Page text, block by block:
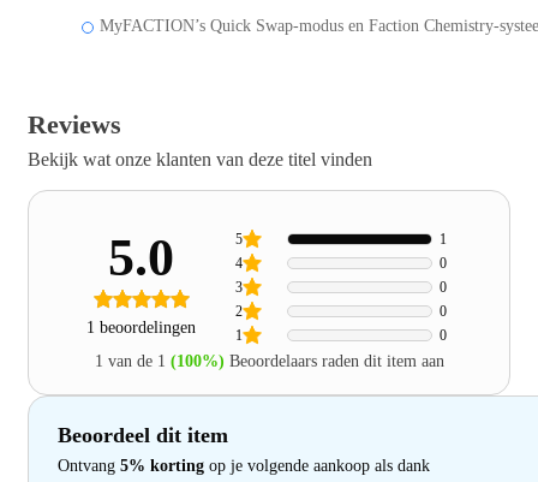
MyFACTION’s Quick Swap-modus en Faction Chemistry-
Reviews
Bekijk wat onze klanten van deze titel vinden
5.0
1 beoordelingen 1 0
2 0
3 0
4 0
5 1
1 van de 1 (100%) Beoordelaars raden dit item aan
Beoordeel dit item
Ontvang 5% korting op je volgende aankoop als dank